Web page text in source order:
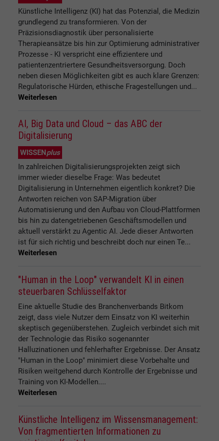
Künstliche Intelligenz (KI) hat das Potenzial, die Medizin
grundlegend zu transformieren. Von der
Präzisionsdiagnostik über personalisierte
Therapieansätze bis hin zur Optimierung administrativer
Prozesse - KI verspricht eine effizientere und
patientenzentriertere Gesundheitsversorgung. Doch
neben diesen Möglichkeiten gibt es auch klare Grenzen:
Regulatorische Hürden, ethische Fragestellungen und...
Weiterlesen
AI, Big Data und Cloud – das ABC der
Digitalisierung
WISSEN plus
In zahlreichen Digitalisierungsprojekten zeigt sich
immer wieder dieselbe Frage: Was bedeutet
Digitalisierung in Unternehmen eigentlich konkret? Die
Antworten reichen von SAP-Migration über
Automatisierung und den Aufbau von Cloud-Plattformen
bis hin zu datengetriebenen Geschäftsmodellen und
aktuell verstärkt zu Agentic AI. Jede dieser Antworten
ist für sich richtig und beschreibt doch nur einen Te...
Weiterlesen
"Human in the Loop" verwandelt KI in einen
steuerbaren Schlüsselfaktor
Eine aktuelle Studie des Branchenverbands Bitkom
zeigt, dass viele Nutzer dem Einsatz von KI weiterhin
skeptisch gegenüberstehen. Zugleich verbindet sich mit
der Technologie das Risiko sogenannter
Halluzinationen und fehlerhafter Ergebnisse. Der Ansatz
"Human in the Loop" minimiert diese Vorbehalte und
Risiken weitgehend durch Kontrolle der Ergebnisse und
Training von KI-Modellen....
Weiterlesen
Künstliche Intelligenz im Wissensmanagement:
Von fragmentierten Informationen zu